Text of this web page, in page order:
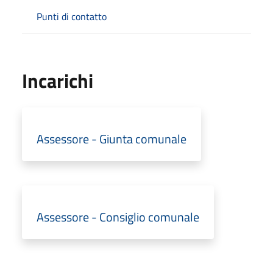
Punti di contatto
Incarichi
Assessore - Giunta comunale
Assessore - Consiglio comunale